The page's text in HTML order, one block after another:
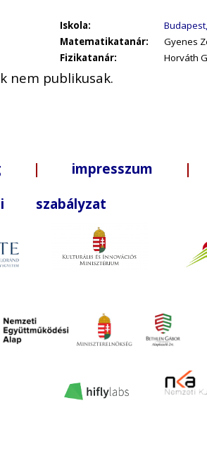
Iskola:
Matematikatanár:
Gyenes
Fizikatanár:
Horváth
nem publikusak.
| impresszum |
szabályzat